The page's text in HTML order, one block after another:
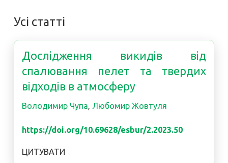
Усі статті
Дослідження викидів від
спалювання пелет та твердих
відходів в атмосферу
Володимир Чупа, Любомир Жовтуля
https://doi.org/10.69628/esbur/2.2023.50
ЦИТУВАТИ